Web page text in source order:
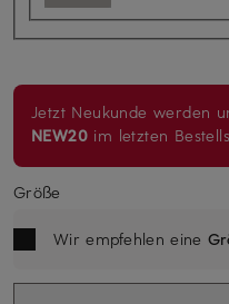
Jetzt Neukunde werden
NEW20 im letzten
Größe
Wir empfehlen eine